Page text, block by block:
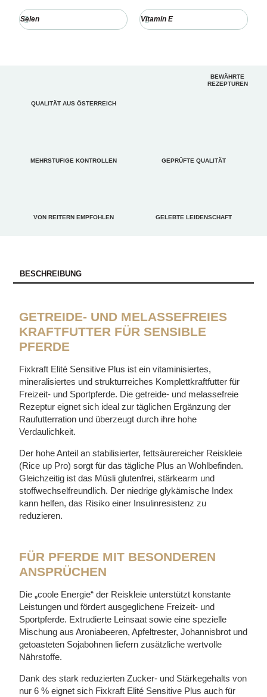
Selen Vitamin E
QUALITÄT AUS ÖSTERREICH
BEWÄHRTE
REZEPTUREN
MEHRSTUFIGE KONTROLLEN GEPRÜFTE QUALITÄT
VON REITERN EMPFOHLEN GELEBTE LEIDENSCHAFT
BESCHREIBUNG
GETREIDE- UND MELASSEFREIES
KRAFTFUTTER FÜR SENSIBLE
PFERDE
Fixkraft Elité Sensitive Plus ist ein vitaminisiertes,
mineralisiertes und strukturreiches Komplettkraftfutter für
Freizeit- und Sportpferde. Die getreide- und melassefreie
Rezeptur eignet sich ideal zur täglichen Ergänzung der
Raufutterration und überzeugt durch ihre hohe
Verdaulichkeit.
Der hohe Anteil an stabilisierter, fettsäurereicher Reiskleie
(Rice up Pro) sorgt für das tägliche Plus an Wohlbefinden.
Gleichzeitig ist das Müsli glutenfrei, stärkearm und
stoffwechselfreundlich. Der niedrige glykämische Index
kann helfen, das Risiko einer Insulinresistenz zu
reduzieren.
FÜR PFERDE MIT BESONDEREN
ANSPRÜCHEN
Die „coole Energie“ der Reiskleie unterstützt konstante
Leistungen und fördert ausgeglichene Freizeit- und
Sportpferde. Extrudierte Leinsaat sowie eine spezielle
Mischung aus Aroniabeeren, Apfeltrester, Johannisbrot und
getoasteten Sojabohnen liefern zusätzliche wertvolle
Nährstoffe.
Dank des stark reduzierten Zucker- und Stärkegehalts von
nur 6 % eignet sich Fixkraft Elité Sensitive Plus auch für